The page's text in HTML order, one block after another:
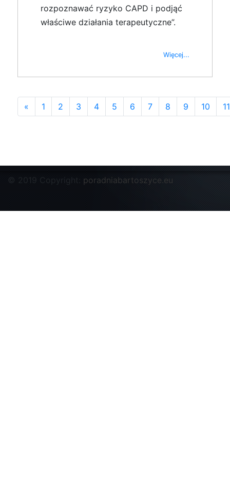
rozpoznawać ryzyko CAPD i podjąć
właściwe działania terapeutyczne”.
Więcej...
« 1 2 3 4 5 6 7 8 9 10 11
© 2019 Copyright: poradniabartoszyce.eu